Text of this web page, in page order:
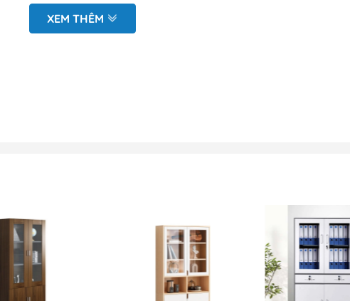
tĩnh điện chống rỉ sét, độ bền cao
Cánh tủ bên dưới làm bằng sắt
hình 3D (mặt bằng và chi tiết sản phẩm)
nội dung mẫu tủ văn phòng
14
XEM THÊM